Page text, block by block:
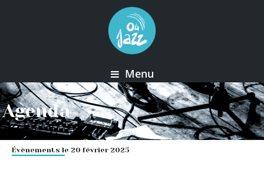
Menu
Agenda
Évènements le 20 février 2025